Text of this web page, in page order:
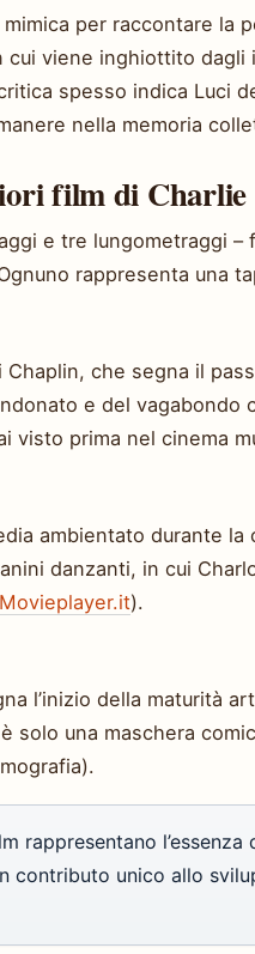
per raccontare la
cui viene inghiottito dagli
spesso indica Luci
nella memoria
film di
e tre lungometraggi –
rappresenta una
Chaplin, che segna il
e del vagabondo
visto prima nel cinema
ambientato durante la
danzanti, in cui
Movieplayer.it).
l’inizio della maturità
solo una maschera
rappresentano
contributo unico allo